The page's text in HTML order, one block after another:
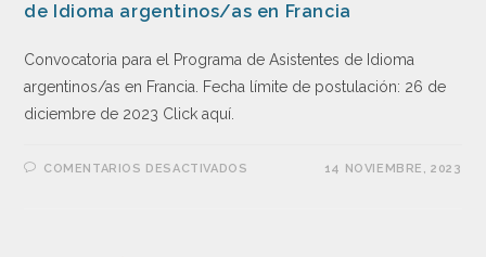
de Idioma argentinos/as en Francia
Convocatoria para el Programa de Asistentes de Idioma
argentinos/as en Francia. Fecha límite de postulación: 26 de
diciembre de 2023 Click aquí.
COMENTARIOS DESACTIVADOS 14 NOVIEMBRE, 2023